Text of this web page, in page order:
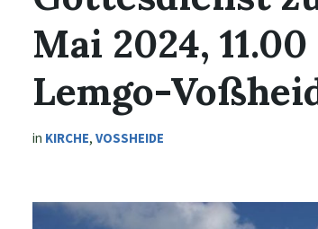
Mai 2024,
Lemgo-
in KIRCHE,VOSSHEIDE